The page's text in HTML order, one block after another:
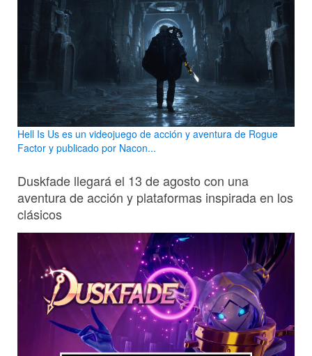
Hell Is Us es un videojuego de acción y aventura de Rogue
Factor y publicado por Nacon...
Duskfade llegará el 13 de agosto con una
aventura de acción y plataformas inspirada en los
clásicos